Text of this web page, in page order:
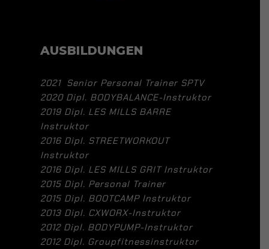
AUSBILDUNGEN
2021 Senior Personal Trainer SPTV
2020 Dipl. BODYBALANCE-Instruktor
2019 Dipl. LES MILLS BARRE
Instruktor
2016 Dipl. STREETWORKOUT
Instruktor
2016 Dipl. LES MILLS GRIT Instruktor
2015 Dipl. Personal Trainer
2015 Dipl. BOOTCAMP Instruktor
2013 Dipl. CXWORX-Instruktor
2012 Dipl. BODYPUMP-Instruktor
2012 Dipl. Groupfitnessinstruktor